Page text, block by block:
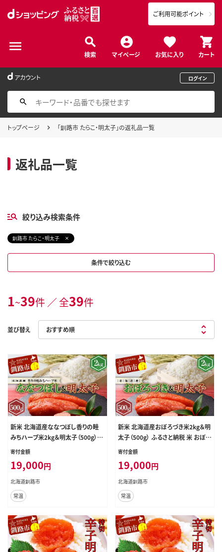
検索 マイページ お気に入り カート
ご利用可能ポイント
アカウント ログイン
トップページ 「釧路市 たらこ・明太子」の返礼品一覧
返礼品一覧
絞り込み検索条件
釧路市 たらこ・明太子
条件で絞り込む
1~39件 ／ 全39件
並び替え
新米 北海道産ななつぼし香りの畦
みちハーブ米2kg＆明太子（500g）
ふるさと納税 米 ななつぼし たらこ
寄付金額
19,000円
北海道釧路市
常温
新米 北海道産おぼろづき米2kg＆明
太子（500g） ふるさと納税 米 おぼろ
づき たらこ 明太子 F4F-7765
寄付金額
19,000円
北海道釧路市
常温